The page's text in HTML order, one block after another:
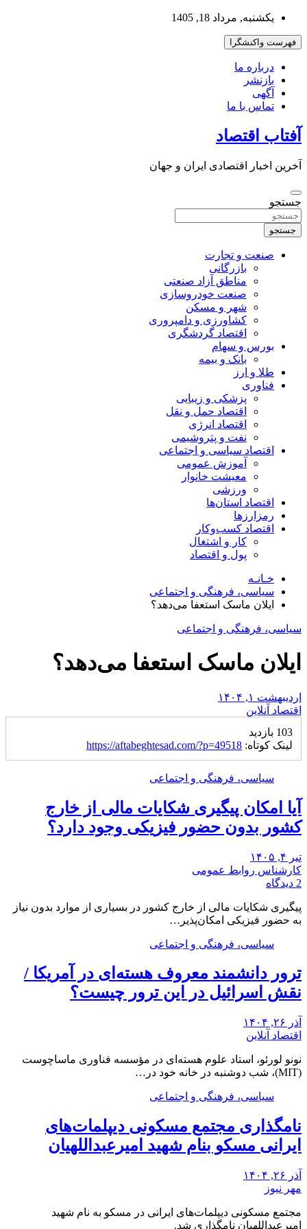
بروید
یکشنبه, مرداد 18, 1405
فهرست واکنشگرا
درباره ما
بازنشر
آگهی
تماس با ما
آفتاب اقتصاد
آخرین اخبار اقتصادی ایران و جهان
جستجو
جستجو
صنعت و تجارت
بازرگانی
مناطق آزاد صنعتی
صنعت خودروسازی
شهر و مسکن
کشاورزی و دامپروری
اقتصاد گردشگری
بورس و سهام
بانک و بیمه
طلا و ارز
فناوری
پزشکی و زیبایی
اقتصاد حمل و نقل
اقتصاد انرژی
نفت و پتروشیمی
اقتصاد سیاسی و اجتماعی
آموزش عمومی
معیشت خانوار
ورزشی
اقتصاد استان‌ها
رمزارزها
اقتصاد کسب‌و‌کار
کار و اشتغال
پول و اقتصاد
خـانـه
سیاسی، فرهنگی و اجتماعی
ایلان ماسک استعفا می‌دهد؟
سیاسی، فرهنگی و اجتماعی
ایلان ماسک استعفا می‌دهد؟
اردیبهشت ۱, ۱۴۰۴
اقتصاد آنلاین
103 بازدید
لینک کوتاه: https://aftabeghtesad.com/?p=49518
سیاسی، فرهنگی و اجتماعی
آیا امکان پیگیری شکایات مالی از خارج
کشور بدون حضور فیزیکی وجود دارد؟
تیر ۴, ۱۴۰۵
کارشناس روابط عمومی
2 دیدگاه
پیگیری شکایات مالی از خارج کشور در بسیاری از موارد بدون نیاز
به حضور فیزیکی امکان‌پذیر…
سیاسی، فرهنگی و اجتماعی
ترور دانشمند معروف هسته‌ای در آمریکا /
نقش اسرائیل در این ترور چیست؟
آذر ۲۶, ۱۴۰۴
اقتصاد آنلاین
نونو لورئو، استاد علوم هسته‌ای در مؤسسه فناوری ماساچوست
(MIT)، شب دوشنبه در خانه خود در…
سیاسی، فرهنگی و اجتماعی
نامگذاری مجتمع مسکونی دیپلمات‌های
ایرانی مسکو بنام شهید امیرعبداللهیان
آذر ۲۶, ۱۴۰۴
مهر نیوز
مجتمع مسکونی دیپلمات‌های ایرانی در مسکو به نام شهید
امیرعبداللهیان نامگذاری شد.